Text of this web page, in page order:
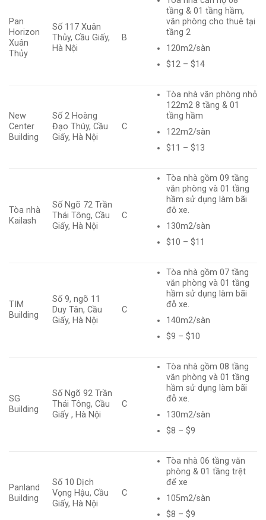
Pan
Horizon
Xuân
Thủy
Số 117 Xuân
Thủy, Cầu Giấy,
Hà Nội
B
tầng & 01 tầng hầm,
văn phòng cho thuê tại
tầng 2
120m2/sàn
$12 – $14
New
Center
Building
Số 2 Hoàng
Đạo Thúy, Cầu
Giấy, Hà Nội
C
Tòa nhà văn phòng nhỏ
122m2 8 tầng & 01
tầng hầm
122m2/sàn
$11 – $13
Tòa nhà
Kailash
Số Ngõ 72 Trần
Thái Tông, Cầu
Giấy, Hà Nội
C
Tòa nhà gồm 09 tầng
văn phòng và 01 tầng
hầm sử dụng làm bãi
đỗ xe.
130m2/sàn
$10 – $11
TIM
Building
Số 9, ngõ 11
Duy Tân, Cầu
Giấy, Hà Nội
C
Tòa nhà gồm 07 tầng
văn phòng và 01 tầng
hầm sử dụng làm bãi
đỗ xe.
140m2/sàn
$9 – $10
SG
Building
Số Ngõ 92 Trần
Thái Tông, Cầu
Giấy , Hà Nội
C
Tòa nhà gồm 08 tầng
văn phòng và 01 tầng
hầm sử dụng làm bãi
đỗ xe.
130m2/sàn
$8 – $9
Panland
Building
Số 10 Dịch
Vọng Hậu, Cầu
Giấy, Hà Nội
C
Tòa nhà 06 tầng văn
phòng & 01 tầng trệt
để xe
105m2/sàn
$8 – $9